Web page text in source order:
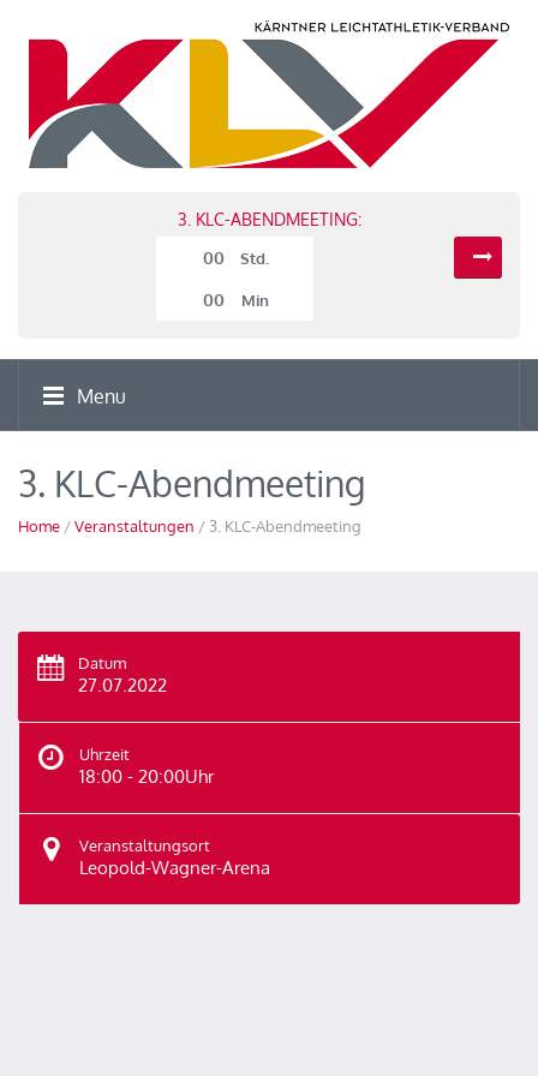
3. KLC-ABENDMEETING:
00
Std.
00 Min
Menu
3. KLC-Abendmeeting
Home /Veranstaltungen / 3. KLC-Abendmeeting
Datum
27.07.2022
Uhrzeit
18:00 - 20:00Uhr
Veranstaltungsort
Leopold-Wagner-Arena